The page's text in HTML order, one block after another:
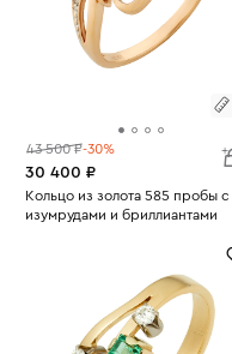
43 500 ₽-30%
30 400 ₽
Размеры:
Кольцо из золота 585 пробы с
изумрудами и бриллиантами